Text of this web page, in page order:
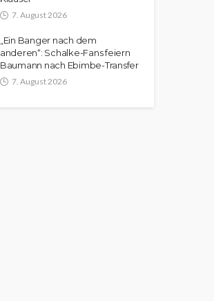
7. August 2026
„Ein Banger nach dem
anderen“: Schalke-Fans feiern
Baumann nach Ebimbe-Transfer
7. August 2026